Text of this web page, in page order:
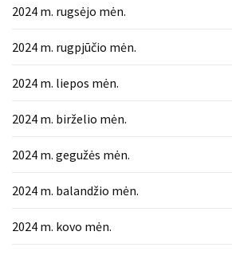
2024 m. rugsėjo mėn.
2024 m. rugpjūčio mėn.
2024 m. liepos mėn.
2024 m. birželio mėn.
2024 m. gegužės mėn.
2024 m. balandžio mėn.
2024 m. kovo mėn.